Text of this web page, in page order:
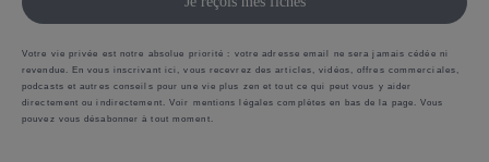
Votre vie privée est notre absolue priorité : votre adresse email ne sera jamais cédée ni
revendue. En vous inscrivant ici, vous recevrez des articles, vidéos, offres commerciales,
podcasts et autres conseils pour une vie plus zen et tout ce qui peut vous y aider
directement ou indirectement. Voir mentions légales complètes en bas de la page. Vous
pouvez vous désabonner à tout moment.